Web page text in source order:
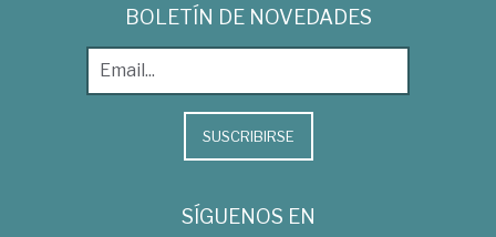
BOLETÍN DE NOVEDADES
SUSCRIBIRSE
SÍGUENOS EN